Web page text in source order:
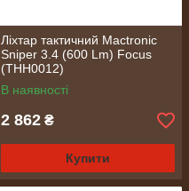
Ліхтар тактичний Mactronic
Sniper 3.4 (600 Lm) Focus
(THH0012)
В наявності
2 862 ₴
Купити